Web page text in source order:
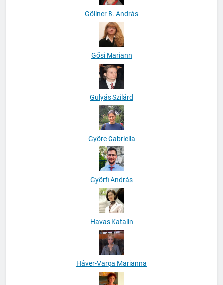
Göllner B. András
Gősi Mariann
Gulyás Szilárd
Györe Gabriella
Györfi András
Havas Katalin
Háver-Varga Marianna